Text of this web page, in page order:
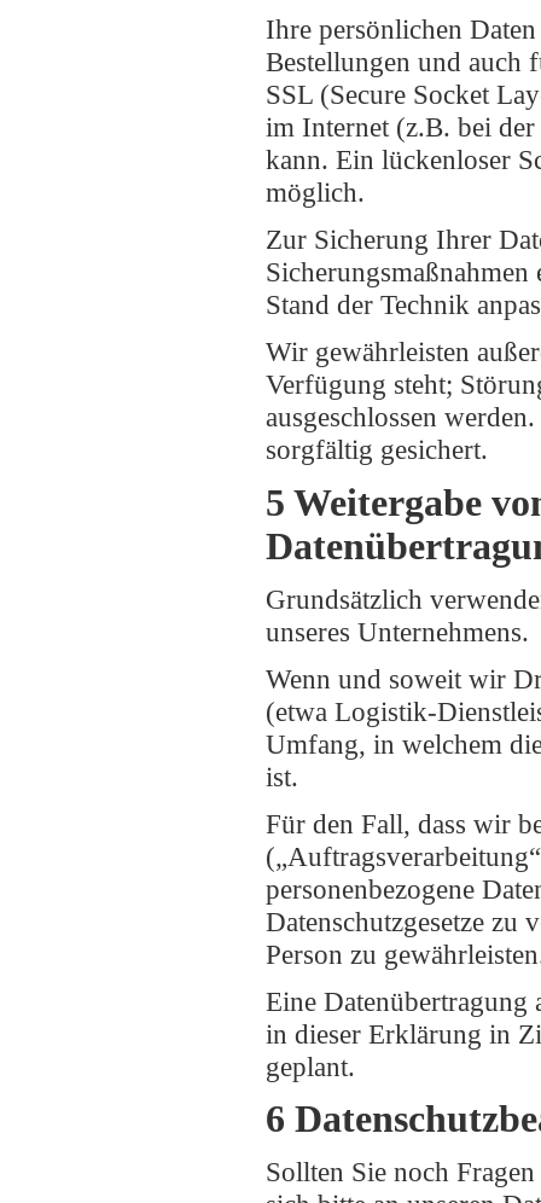
Ihre persönlichen
Bestellungen und auch
SSL (Secure Socket
im Internet (z.B. bei
kann. Ein lückenloser
möglich.
Zur Sicherung Ihrer
Stand der Technik
Wir gewährleisten
Verfügung steht;
ausgeschlossen
sorgfältig gesichert.
5 Weitergabe
Grundsätzlich
unseres Unternehmens.
Wenn und soweit wir
(etwa Logistik-
Umfang, in welchem
ist.
Für den Fall, dass wir
personenbezogene
Datenschutzgesetze zu
Person zu
Eine Datenübertragung
in dieser Erklärung in
geplant.
6
Sollten Sie noch